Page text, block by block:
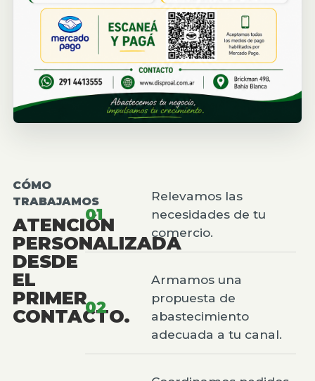
CÓMO
TRABAJAMOS
ATENCIÓN
PERSONALIZADA
DESDE
EL
PRIMER
CONTACTO.
01
Relevamos las
necesidades de tu
comercio.
02
Armamos una
propuesta de
abastecimiento
adecuada a tu canal.